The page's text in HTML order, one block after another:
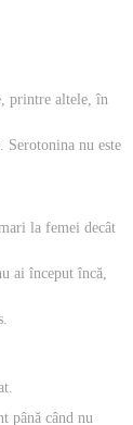
printre altele, în
Serotonina nu este
la femei decât
ai început încă,
până când nu